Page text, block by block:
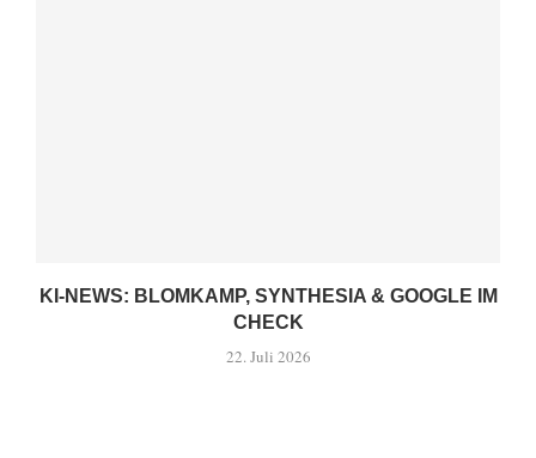
KI-NEWS: BLOMKAMP, SYNTHESIA & GOOGLE IM
CHECK
22. Juli 2026